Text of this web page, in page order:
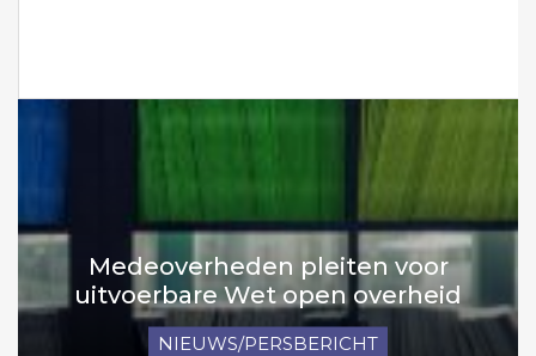
Medeoverheden pleiten voor
uitvoerbare Wet open overheid
NIEUWS/PERSBERICHT